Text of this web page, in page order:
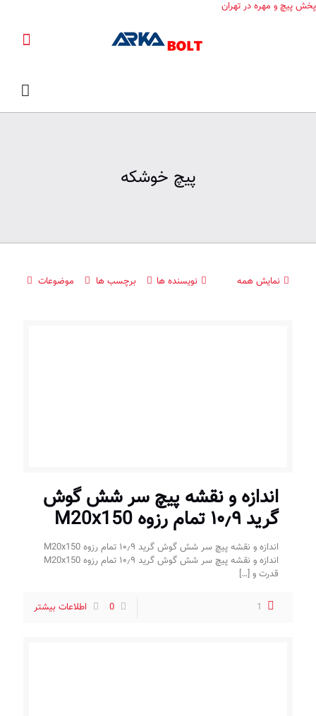
پخش پیچ و مهره در تهران
پیچ خوشکه
موضوعات برچسب ها نویسنده ها نمایش همه
اندازه و نقشه پیچ سر شش گوش
گرید ۱۰٫۹ تمام رزوه M20x150
اندازه و نقشه پیچ سر شش گوش گرید ۱۰٫۹ تمام رزوه M20x150
اندازه و نقشه پیچ سر شش گوش گرید ۱۰٫۹ تمام رزوه M20x150
قدرت و […]
1
0 اطلاعات بیشتر